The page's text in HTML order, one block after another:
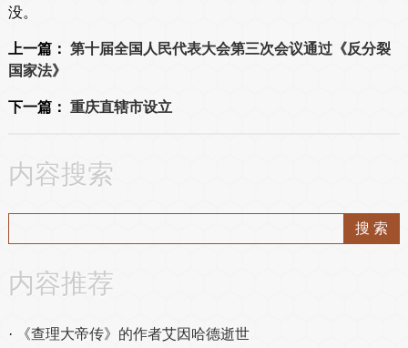
没。
上一篇： 第十届全国人民代表大会第三次会议通过《反分裂
国家法》
下一篇： 重庆直辖市设立
内容搜索
内容推荐
《查理大帝传》的作者艾因哈德逝世